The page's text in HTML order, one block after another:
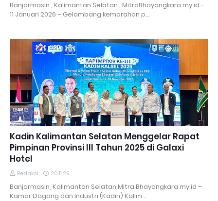
Banjarmasin , Kalimantan Selatan , MitraBhayangkara.my.id -
11 Januari 2026 –,Gelombang kemarahan p…
Kadin Kalimantan Selatan Menggelar Rapat
Pimpinan Provinsi III Tahun 2025 di Galaxi
Hotel
Redaksi 20.11.25
Banjarmasin, Kalimantan Selatan,Mitra Bhayangkara my.id –
Kamar Dagang dan Industri (Kadin) Kalim…